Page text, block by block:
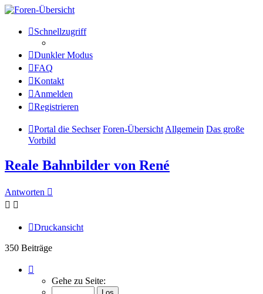
Die Sechser - Anlagenmeisterei
und Treffpunkt für
Eisenbahnverrückte
Anlagenmeisterei
Schnellzugriff
Dunkler Modus
FAQ
Kontakt
Anmelden
Registrieren
Portal die Sechser Foren-Übersicht Allgemein Das große
Vorbild
Reale Bahnbilder von René
Antworten
Druckansicht
350 Beiträge
18
von
Gehe zu Seite: